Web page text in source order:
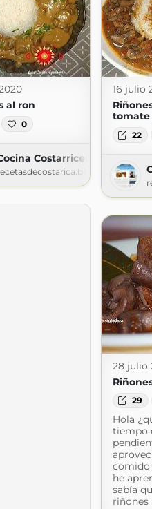
al ron
0
Costarricense
16 julio
tomate
22
28 julio
29
Hola
tiempo
comido
he
sabía
riñones